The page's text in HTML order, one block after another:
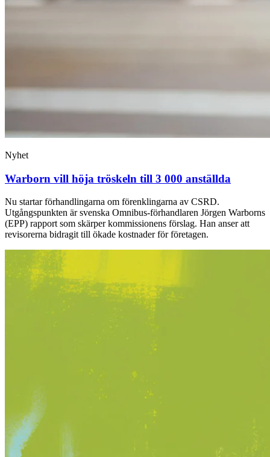
Nyhet
Warborn vill höja tröskeln till 3 000 anställda
Nu startar förhandlingarna om förenklingarna av CSRD.
Utgångspunkten är svenska Omnibus-förhandlaren Jörgen Warborns
(EPP) rapport som skärper kommissionens förslag. Han anser att
revisorerna bidragit till ökade kostnader för företagen.